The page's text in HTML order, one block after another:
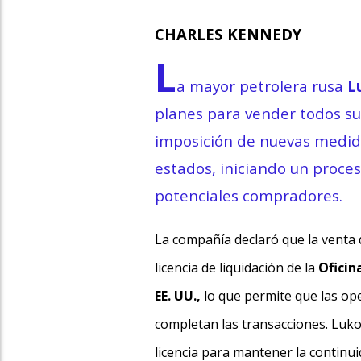
CHARLES KENNEDY
La mayor petrolera rusa
planes para vender todos
imposición de nuevas
estados, iniciando un
potenciales compradores.
La compañía declaró que la
licencia de liquidación de la
EE. UU., lo que permite que las
completan las transacciones.
licencia para mantener la